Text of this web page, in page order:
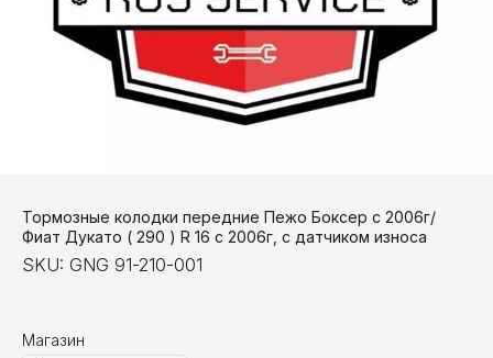
Тормозные колодки передние Пежо Боксер с 2006г/
Фиат Дукато ( 290 ) R 16 с 2006г, c датчиком износа
SKU: GNG 91-210-001
Магазин